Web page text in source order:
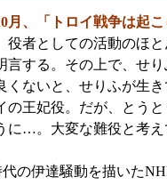
月、「トロイ戦争は起
役者としての活動のほと
言する。その上で、せ
くないと、せりふが生
の王妃役。だが、とう
に…。大変な難役と考え
の伊達騒動を描いた